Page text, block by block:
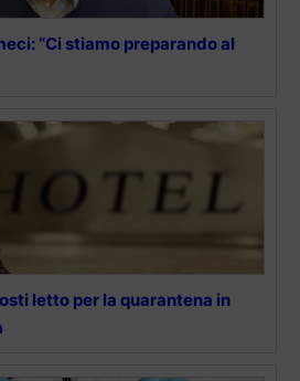
“Ci stiamo preparando al
letto per la quarantena in